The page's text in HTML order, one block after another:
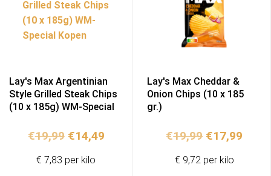
Lay's Max Argentinian
Style Grilled Steak Chips
(10 x 185g) WM-Special
€19,99 Ursprünglicher
war:
€14,49Aktueller
€ 7,83 per kilo
Lay's Max Cheddar &
Onion Chips (10 x 185
gr.)
€19,99
war:
€17,99
€ 9,72 per kilo